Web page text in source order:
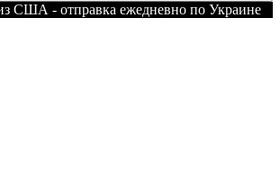
США - отправка ежедневно по Украине